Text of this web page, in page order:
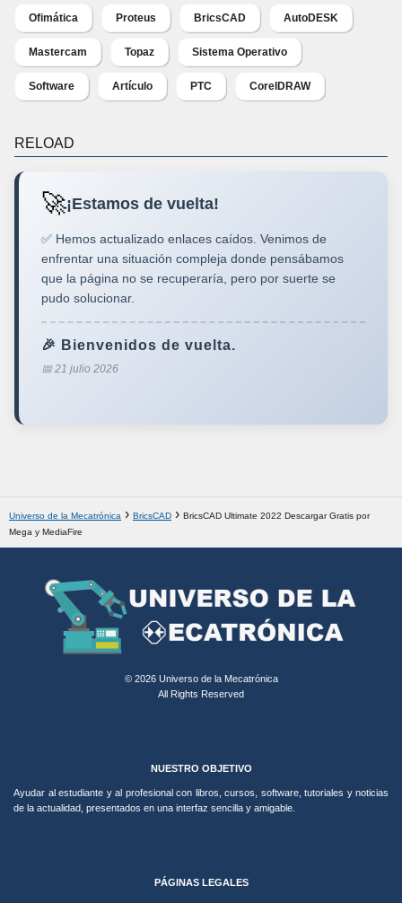
Ofimática Proteus BricsCAD AutoDESK
Mastercam Topaz Sistema Operativo
Software Artículo PTC CorelDRAW
RELOAD
🚀¡Estamos de vuelta!
✅ Hemos actualizado enlaces caídos. Venimos de
enfrentar una situación compleja donde pensábamos
que la página no se recuperaría, pero por suerte se
pudo solucionar.
🎉 Bienvenidos de vuelta.
📅 21 julio 2026
Universo de la Mecatrónica BricsCAD
BricsCAD Ultimate 2022 Descargar Gratis por
Mega y MediaFire
© 2026 Universo de la Mecatrónica
All Rights Reserved
NUESTRO OBJETIVO
Ayudar al estudiante y al profesional con libros, cursos, software, tutoriales y noticias
de la actualidad, presentados en una interfaz sencilla y amigable.
PÁGINAS LEGALES